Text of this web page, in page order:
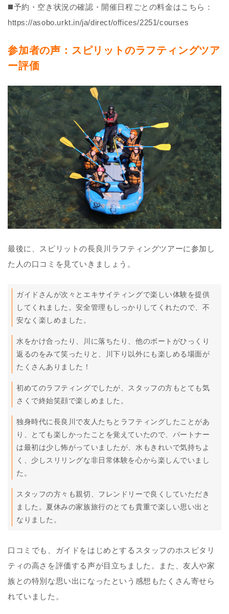
◼️予約・空き状況の確認・開催日程ごとの料金はこちら：
https://asobo.urkt.in/ja/direct/offices/2251/courses
参加者の声：スピリットのラフティングツア
ー評価
最後に、スピリットの長良川ラフティングツアーに参加し
た人の口コミを見ていきましょう。
ガイドさんが次々とエキサイティングで楽しい体験を提供
してくれました。安全管理もしっかりしてくれたので、不
安なく楽しめました。
水をかけ合ったり、川に落ちたり、他のボートがひっくり
返るのをみて笑ったりと、川下り以外にも楽しめる場面が
たくさんありました！
初めてのラフティングでしたが、スタッフの方もとても気
さくで終始笑顔で楽しめました。
独身時代に長良川で友人たちとラフティングしたことがあ
り、とても楽しかったことを覚えていたので、パートナー
は最初は少し怖がっていましたが、水もきれいで気持ちよ
く、少しスリリングな非日常体験を心から楽しんでいまし
た。
スタッフの方々も親切、フレンドリーで良くしていただき
ました。夏休みの家族旅行のとても貴重で楽しい思い出と
なりました。
口コミでも、ガイドをはじめとするスタッフのホスピタリ
ティの高さを評価する声が目立ちました。また、友人や家
族との特別な思い出になったという感想もたくさん寄せら
れていました。